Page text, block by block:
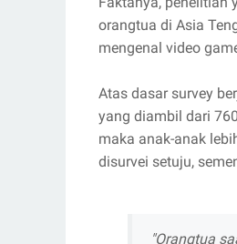
orangtua di Asia
mengenal video
Atas dasar survey
yang diambil dari
maka anak-anak
disurvei setuju,
"Orangtua